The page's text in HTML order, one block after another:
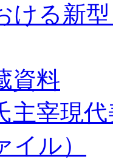
ける新
資料
主宰現
イル）